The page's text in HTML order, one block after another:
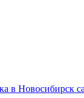
в Новосибирск